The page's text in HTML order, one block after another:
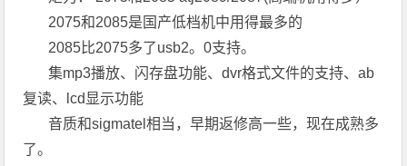
2075和2085是国产低档机中用得最多的
2085比2075多了usb2。0支持。
集mp3播放、闪存盘功能、dvr格式文件的支持、ab
复读、lcd显示功能
音质和sigmatel相当，早期返修高一些，现在成熟多
了。